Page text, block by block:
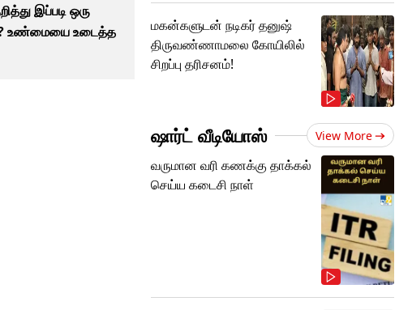
இப்படி ஒரு
உண்மையை உடைத்த
மகன்களுடன் நடிகர் தனுஷ்
திருவண்ணாமலை கோயிலில்
சிறப்பு தரிசனம்!
ஷார்ட் வீடியோஸ் View More
வருமான வரி கணக்கு தாக்கல்
செய்ய கடைசி நாள்